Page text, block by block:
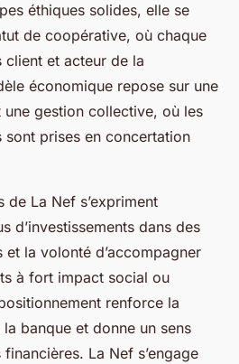
éthiques solides, elle se
de coopérative, où chaque
et acteur de la
économique repose sur une
gestion collective, où les
prises en concertation
de La Nef s’expriment
d’investissements dans des
la volonté d’accompagner
à fort impact social ou
renforce la
banque et donne un sens
La Nef s’engage